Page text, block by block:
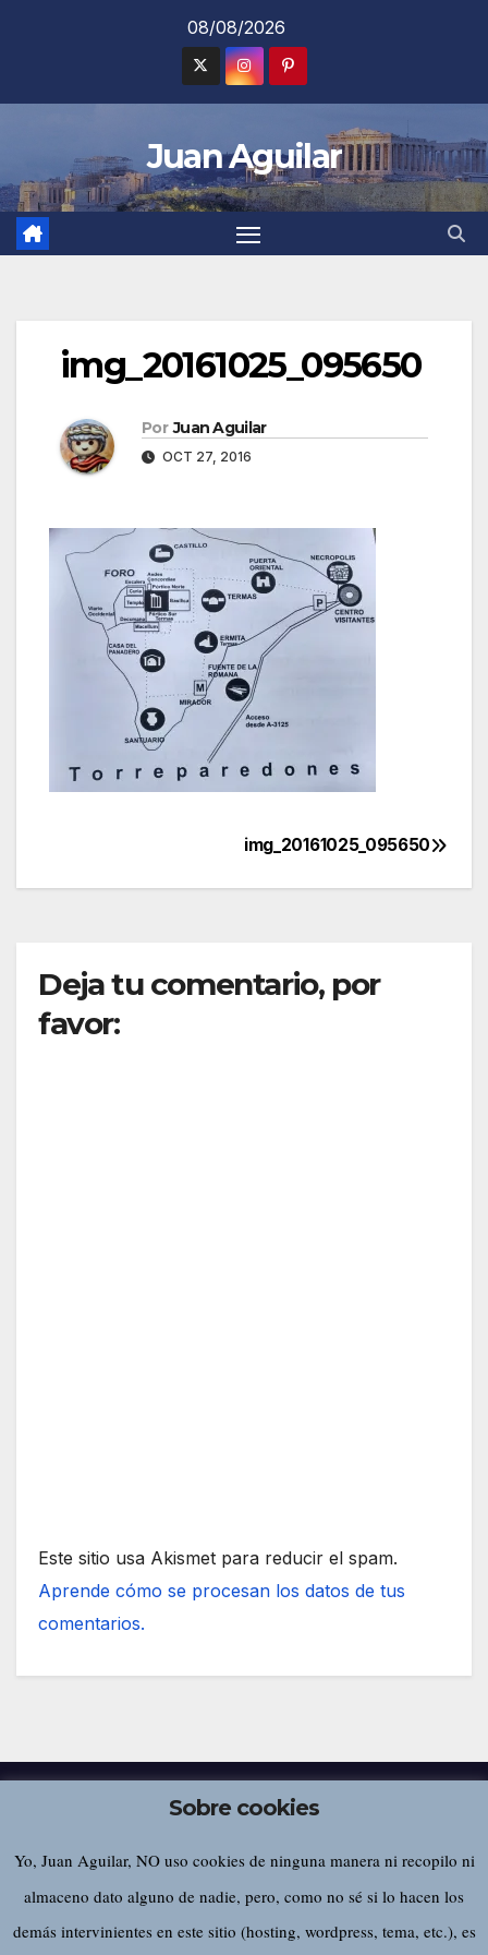
08/08/2026
Juan Aguilar
img_20161025_095650
Por Juan Aguilar
OCT 27, 2016
de
img_20161025_095650
Deja tu comentario, por
favor:
Este sitio usa Akismet para reducir el spam.
Aprende cómo se procesan los datos de tus
comentarios.
Juan Aguilar
Sobre cookies
Yo, Juan Aguilar, NO uso cookies de ninguna manera ni recopilo ni
almaceno dato alguno de nadie, pero, como no sé si lo hacen los
demás intervinientes en este sitio (hosting, wordpress, tema, etc.), es